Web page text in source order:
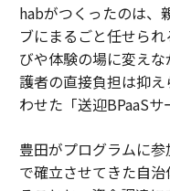
habがつくったのは、
ブにまるごと任せら
びや体験の場に変え
護者の直接負担は抑
わせた「送迎BPaaSサ
豊田がプログラムに
で確立させてきた自